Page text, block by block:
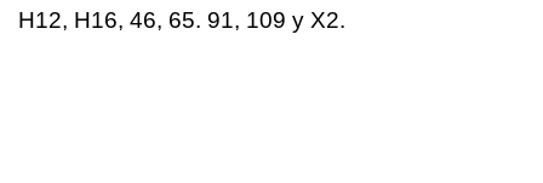
H12, H16, 46, 65. 91, 109 y X2.